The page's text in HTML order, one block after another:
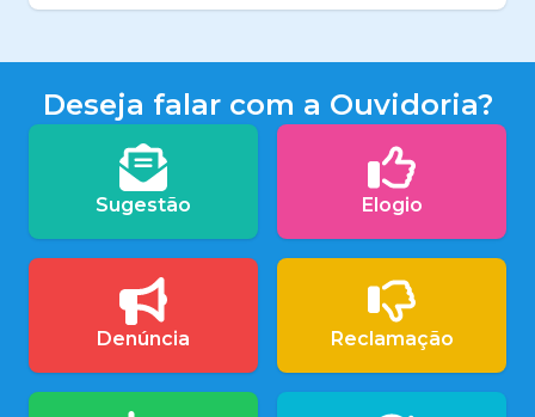
Deseja falar com a Ouvidoria?
Sugestão Elogio
Denúncia Reclamação